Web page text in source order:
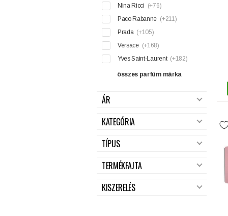
Nina Ricci (+76)
Paco Rabanne (+211)
Prada (+105)
Versace (+168)
Yves Saint-Laurent (+182)
összes parfüm márka
ÁR
KATEGÓRIA
TÍPUS
TERMÉKFAJTA
KISZERELÉS